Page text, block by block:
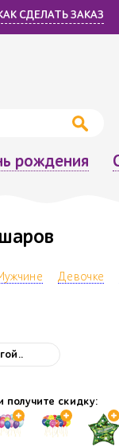
СДЕЛАТЬ ЗАКАЗ
рождения
Девочке
получите скидку: